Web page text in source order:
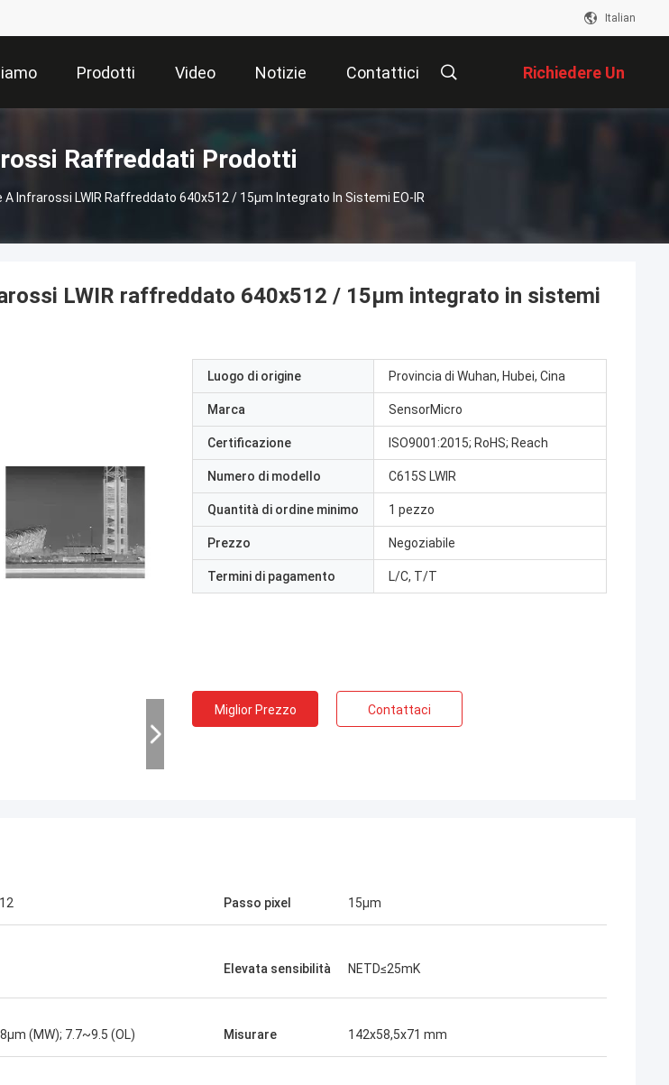
Italian
Prodotti Video Notizie Contattici Richiedere Un
Preventivo
Raffreddati Prodotti
A Infrarossi LWIR Raffreddato 640x512 / 15μm Integrato In Sistemi EO-IR
LWIR raffreddato 640x512 / 15μm integrato in sistemi
Luogo di origine Provincia di Wuhan, Hubei, Cina
Marca SensorMicro
Certificazione ISO9001:2015; RoHS; Reach
Numero di modello C615S LWIR
Quantità di ordine minimo 1 pezzo
Prezzo Negoziabile
Termini di pagamento L/C, T/T
Miglior Prezzo Contattaci
Passo pixel 15μm
Elevata sensibilità NETD≤25mK
(MW); 7.7~9.5 (OL) Misurare 142x58,5x71 mm